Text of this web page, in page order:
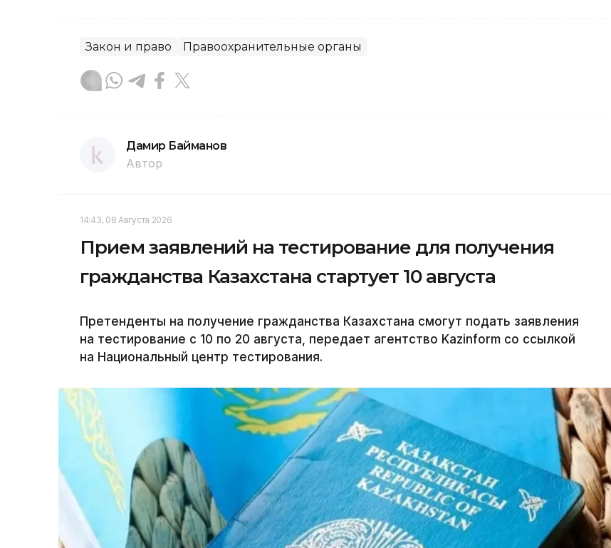
Закон и право Правоохранительные органы
Дамир Байманов
Автор
14:43, 08 Августа 2026
Прием заявлений на тестирование для получения
гражданства Казахстана стартует 10 августа
Претенденты на получение гражданства Казахстана смогут подать заявления
на тестирование с 10 по 20 августа, передает агентство Kazinform со ссылкой
на Национальный центр тестирования.